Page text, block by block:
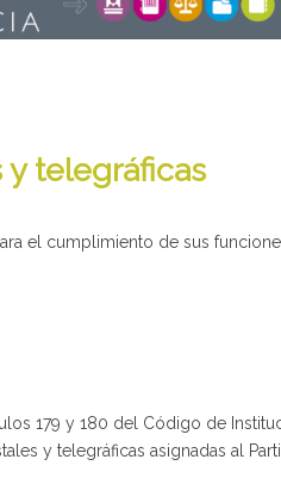
y telegráficas
el cumplimiento de sus
179 y 180 del Código de
y telegráficas asignadas al